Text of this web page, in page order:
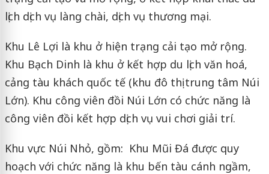
lịch dịch vụ làng chài, dịch vụ thương mại.
Khu Lê Lợi là khu ở hiện trạng cải tạo mở rộng.
Khu Bạch Dinh là khu ở kết hợp du lịch văn hoá,
cảng tàu khách quốc tế (khu đô thị trung tâm Núi
Lớn). Khu công viên đồi Núi Lớn có chức năng là
công viên đồi kết hợp dịch vụ vui chơi giải trí.
Khu vực Núi Nhỏ, gồm: Khu Mũi Đá được quy
hoạch với chức năng là khu bến tàu cánh ngầm,